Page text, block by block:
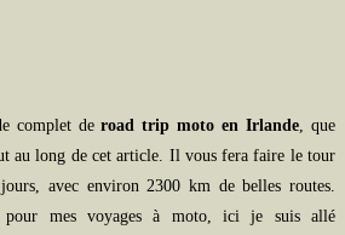
complet deroad trip moto en Irlande , que
au long de cet article. Il vous fera faire le tour
avec environ 2300 km de belles routes.
pour mes voyages à moto, ici je suis allé